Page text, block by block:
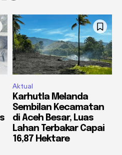
Aktual
Karhutla Melanda
Sembilan Kecamatan
di Aceh Besar, Luas
Lahan Terbakar Capai
16,87 Hektare